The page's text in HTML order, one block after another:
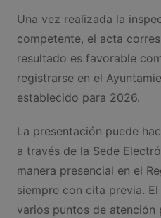
Una vez realizada la
competente, el acta
resultado es favorable
registrarse en el
establecido para 2026.
La presentación puede
a través de la Sede
manera presencial en el
siempre con cita previa.
varios puntos de atención